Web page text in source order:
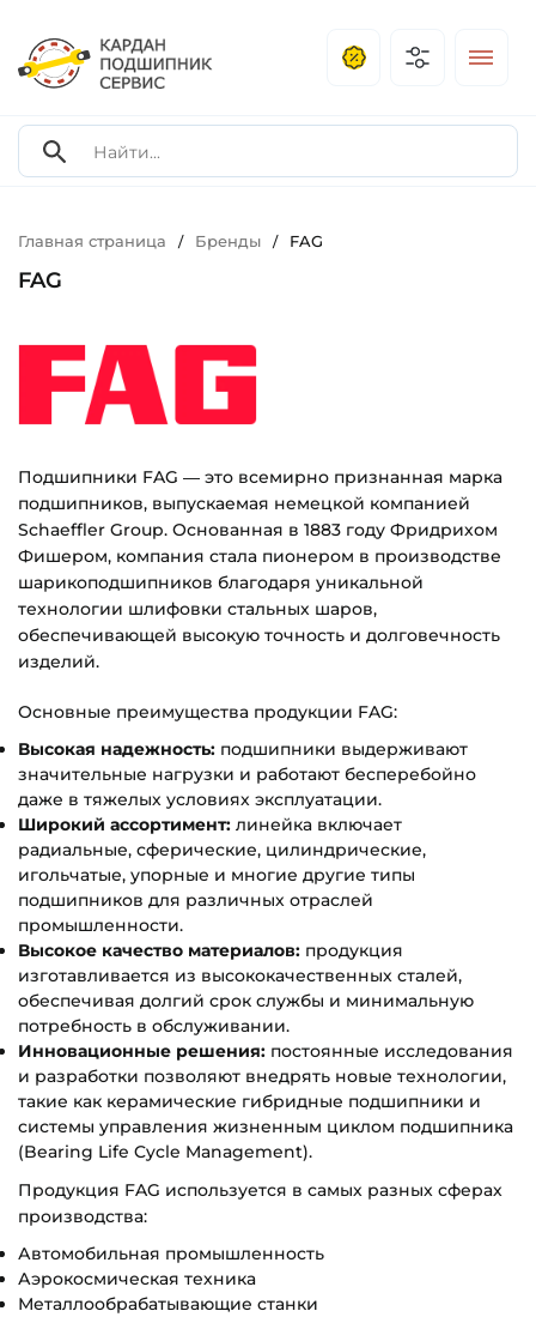
Главная страница / Бренды / FAG
FAG
Подшипники FAG — это всемирно признанная марка
подшипников, выпускаемая немецкой компанией
Schaeffler Group. Основанная в 1883 году Фридрихом
Фишером, компания стала пионером в производстве
шарикоподшипников благодаря уникальной
технологии шлифовки стальных шаров,
обеспечивающей высокую точность и долговечность
изделий.
Основные преимущества продукции FAG:
Высокая надежность: подшипники выдерживают
значительные нагрузки и работают бесперебойно
даже в тяжелых условиях эксплуатации.
Широкий ассортимент: линейка включает
радиальные, сферические, цилиндрические,
игольчатые, упорные и многие другие типы
подшипников для различных отраслей
промышленности.
Высокое качество материалов: продукция
изготавливается из высококачественных сталей,
обеспечивая долгий срок службы и минимальную
потребность в обслуживании.
Инновационные решения: постоянные исследования
и разработки позволяют внедрять новые технологии,
такие как керамические гибридные подшипники и
системы управления жизненным циклом подшипника
(Bearing Life Cycle Management).
Продукция FAG используется в самых разных сферах
производства:
Автомобильная промышленность
Аэрокосмическая техника
Металлообрабатывающие станки